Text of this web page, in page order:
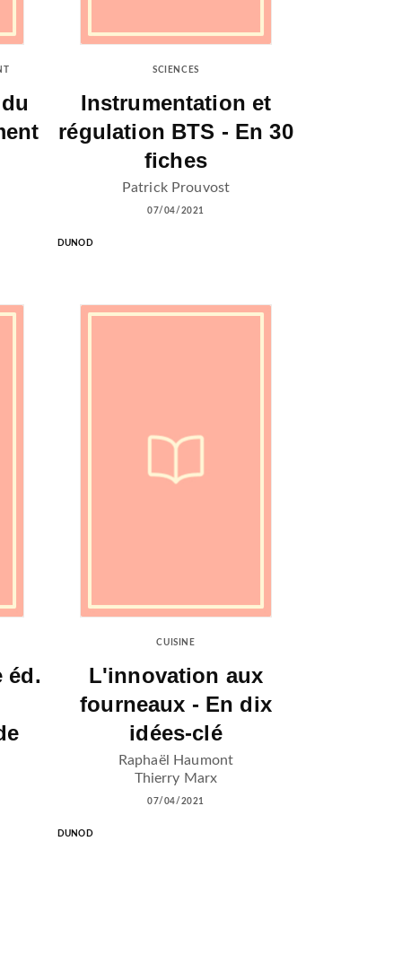
SCIENCES
Instrumentation et
régulation BTS - En 30
fiches
Patrick Prouvost
07/04/2021
DUNOD
éd.
CUISINE
L'innovation aux
fourneaux - En dix
idées-clé
Raphaël Haumont
Thierry Marx
07/04/2021
DUNOD